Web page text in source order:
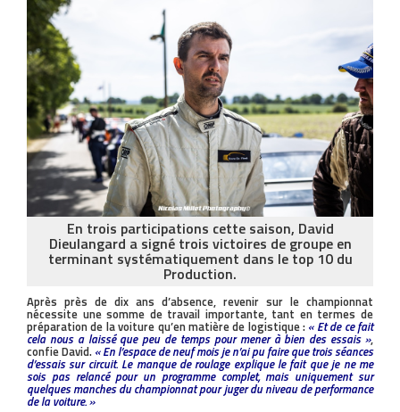
En trois participations cette saison, David
Dieulangard a signé trois victoires de groupe en
terminant systématiquement dans le top 10 du
Production.
Après près de dix ans d’absence, revenir sur le championnat
nécessite une somme de travail importante, tant en termes de
préparation de la voiture qu’en matière de logistique : « Et de ce fait
cela nous a laissé que peu de temps pour mener à bien des essais »,
confie David. « En l’espace de neuf mois je n’ai pu faire que trois séances
d’essais sur circuit. Le manque de roulage explique le fait que je ne me
sois pas relancé pour un programme complet, mais uniquement sur
quelques manches du championnat pour juger du niveau de performance
de la voiture. »